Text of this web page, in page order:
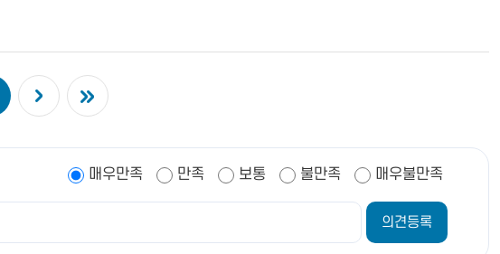
매우만족 만족 보통 불만족 매우불만족